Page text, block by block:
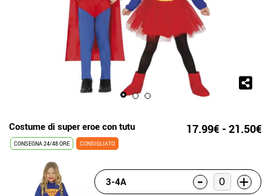
Costume di super eroe con tutu 17.99€ - 21.50€
CONSEGNA 24/48 ORE CONSIGLIATO
3-4A - +